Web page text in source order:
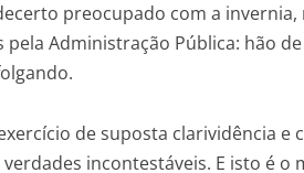
preocupado com a
pela Administração Pública: hão
de suposta clarividência
incontestáveis. E isto é o